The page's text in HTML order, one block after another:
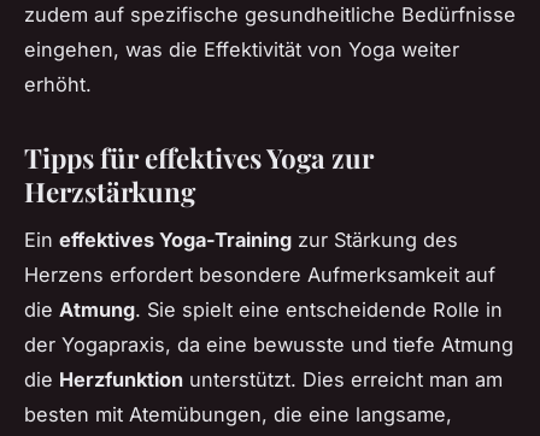
zudem auf spezifische gesundheitliche Bedürfnisse
eingehen, was die Effektivität von Yoga weiter
erhöht.
Tipps für effektives Yoga zur
Herzstärkung
Ein effektives Yoga-Training zur Stärkung des
Herzens erfordert besondere Aufmerksamkeit auf
die Atmung. Sie spielt eine entscheidende Rolle in
der Yogapraxis, da eine bewusste und tiefe Atmung
die Herzfunktion unterstützt. Dies erreicht man am
besten mit Atemübungen, die eine langsame,